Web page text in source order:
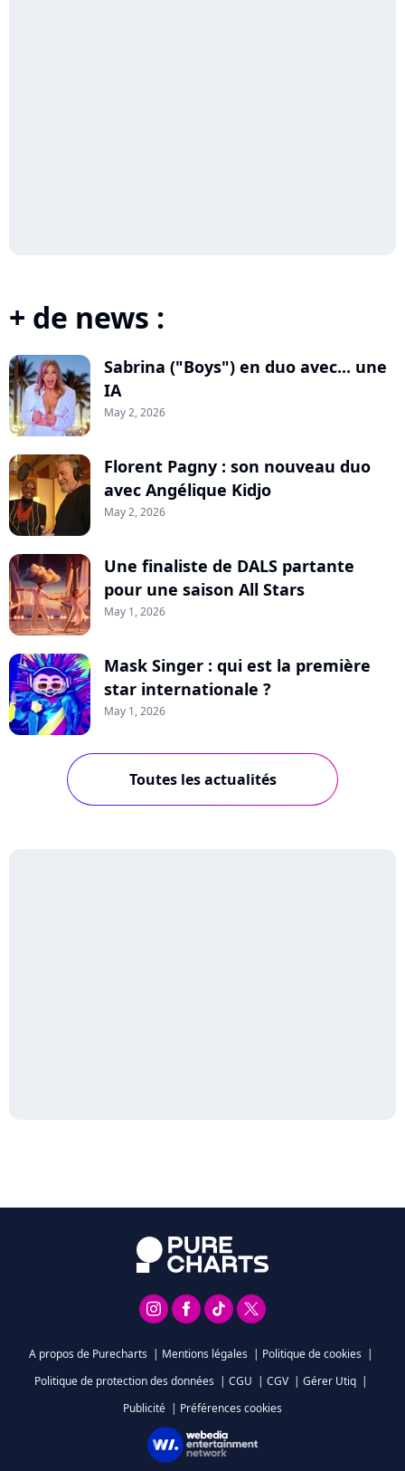
+ de news :
Sabrina ("Boys") en duo avec... une
IA
May 2, 2026
Florent Pagny : son nouveau duo
avec Angélique Kidjo
May 2, 2026
Une finaliste de DALS partante
pour une saison All Stars
May 1, 2026
Mask Singer : qui est la première
star internationale ?
May 1, 2026
Toutes les actualités
A propos de Purecharts | Mentions légales | Politique de cookies |
Politique de protection des données | CGU | CGV | Gérer Utiq |
Publicité | Préférences cookies